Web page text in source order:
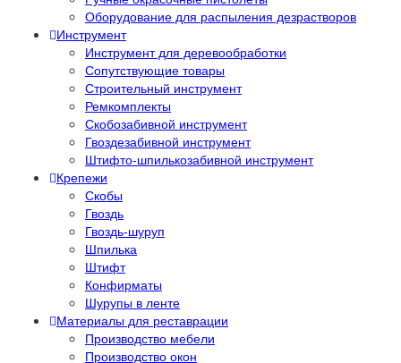
Оборудование для распыления дезрастворов
Инструмент
Инструмент для деревообработки
Сопутствующие товары
Строительный инструмент
Ремкомплекты
Скобозабивной инструмент
Гвоздезабивной инструмент
Штифто-шпилькозабивной инструмент
Крепежи
Скобы
Гвоздь
Гвоздь-шуруп
Шпилька
Штифт
Конфирматы
Шурупы в ленте
Материалы для реставрации
Производство мебели
Производство окон